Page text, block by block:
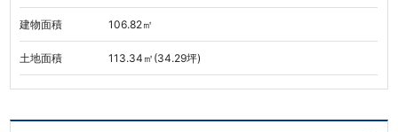
建物面積 106.82㎡
土地面積 113.34㎡(34.29坪)